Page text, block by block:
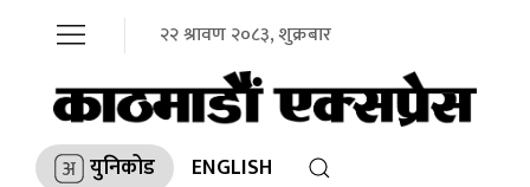
२२ श्रावण २०८३, शुक्रबार
युनिकोड ENGLISH